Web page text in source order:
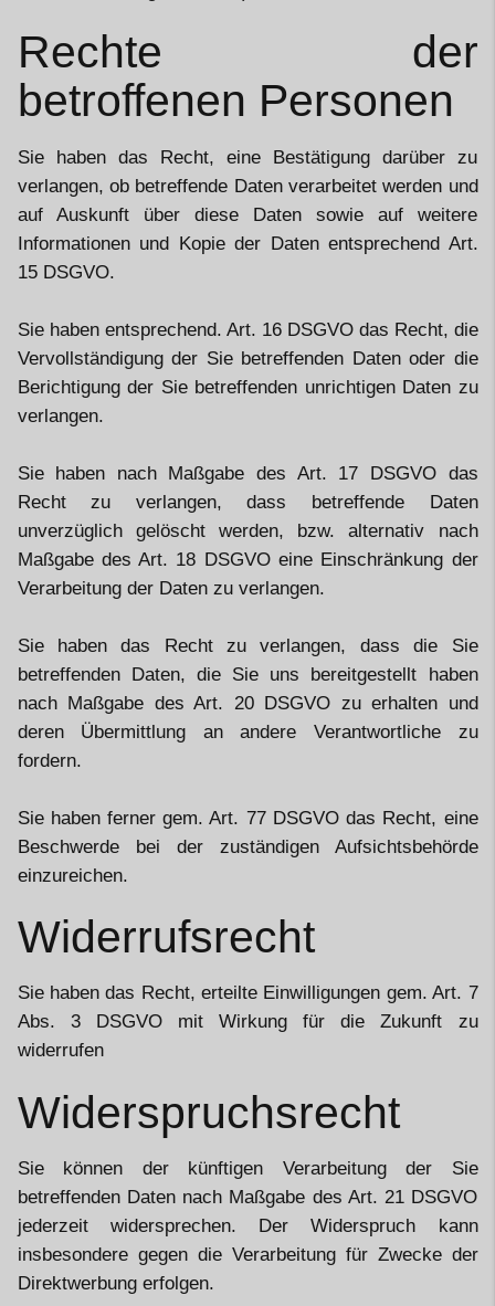
Rechte der
betroffenen Personen
Sie haben das Recht, eine Bestätigung darüber zu
verlangen, ob betreffende Daten verarbeitet werden und
auf Auskunft über diese Daten sowie auf weitere
Informationen und Kopie der Daten entsprechend Art.
15 DSGVO.
Sie haben entsprechend. Art. 16 DSGVO das Recht, die
Vervollständigung der Sie betreffenden Daten oder die
Berichtigung der Sie betreffenden unrichtigen Daten zu
verlangen.
Sie haben nach Maßgabe des Art. 17 DSGVO das
Recht zu verlangen, dass betreffende Daten
unverzüglich gelöscht werden, bzw. alternativ nach
Maßgabe des Art. 18 DSGVO eine Einschränkung der
Verarbeitung der Daten zu verlangen.
Sie haben das Recht zu verlangen, dass die Sie
betreffenden Daten, die Sie uns bereitgestellt haben
nach Maßgabe des Art. 20 DSGVO zu erhalten und
deren Übermittlung an andere Verantwortliche zu
fordern.
Sie haben ferner gem. Art. 77 DSGVO das Recht, eine
Beschwerde bei der zuständigen Aufsichtsbehörde
einzureichen.
Widerrufsrecht
Sie haben das Recht, erteilte Einwilligungen gem. Art. 7
Abs. 3 DSGVO mit Wirkung für die Zukunft zu
widerrufen
Widerspruchsrecht
Sie können der künftigen Verarbeitung der Sie
betreffenden Daten nach Maßgabe des Art. 21 DSGVO
jederzeit widersprechen. Der Widerspruch kann
insbesondere gegen die Verarbeitung für Zwecke der
Direktwerbung erfolgen.